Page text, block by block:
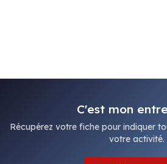
C'est mon
Récupérez votre fiche pour indiquer
votre activité.